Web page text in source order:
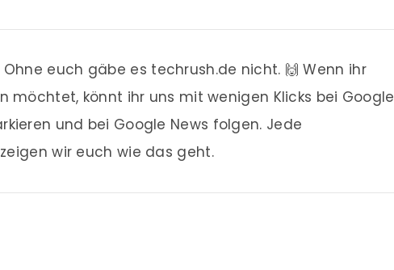
Ohne euch gäbe es techrush.de nicht. 🙌 Wenn ihr
möchtet, könnt ihr uns mit wenigen Klicks bei Google
und bei Google News folgen. Jede
zeigen wir euch wie das geht.